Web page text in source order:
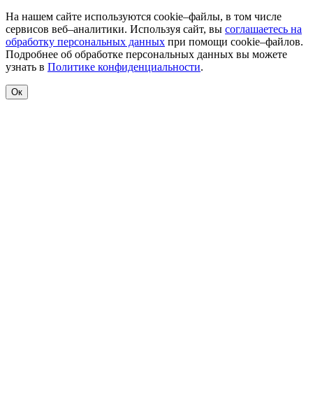
На нашем сайте используются cookie–файлы, в том числе
сервисов веб–аналитики. Используя сайт, вы соглашаетесь на
обработку персональных данных при помощи cookie–файлов.
Подробнее об обработке персональных данных вы можете
узнать в Политике конфиденциальности.
Ок